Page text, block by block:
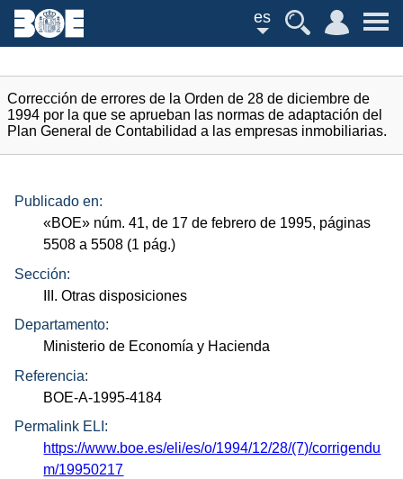
es
Corrección de errores de la Orden de 28 de diciembre de
1994 por la que se aprueban las normas de adaptación del
Plan General de Contabilidad a las empresas inmobiliarias.
Publicado en:
«BOE» núm. 41, de 17 de febrero de 1995, páginas
5508 a 5508 (1 pág.)
Sección:
III. Otras disposiciones
Departamento:
Ministerio de Economía y Hacienda
Referencia:
BOE-A-1995-4184
Permalink ELI:
https://www.boe.es/eli/es/o/1994/12/28/(7)/corrigendu
m/19950217